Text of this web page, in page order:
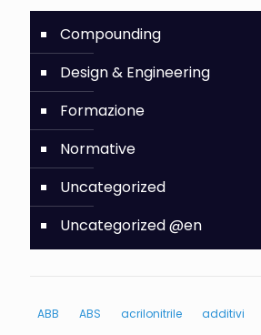
Compounding
Design & Engineering
Formazione
Normative
Uncategorized
Uncategorized @en
ABB ABS acrilonitrile additivi